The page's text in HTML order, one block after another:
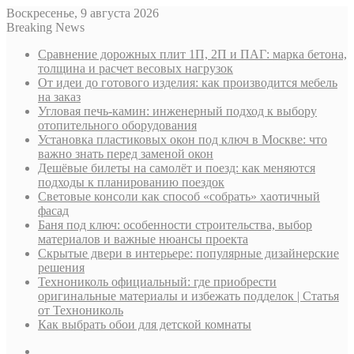
Воскресенье, 9 августа 2026
Breaking News
Сравнение дорожных плит 1П, 2П и ПАГ: марка бетона,
толщина и расчет весовых нагрузок
От идеи до готового изделия: как производится мебель
на заказ
Угловая печь-камин: инженерный подход к выбору
отопительного оборудования
Установка пластиковых окон под ключ в Москве: что
важно знать перед заменой окон
Дешёвые билеты на самолёт и поезд: как меняются
подходы к планированию поездок
Световые консоли как способ «собрать» хаотичный
фасад
Баня под ключ: особенности строительства, выбор
материалов и важные нюансы проекта
Скрытые двери в интерьере: популярные дизайнерские
решения
Технониколь официальный: где приобрести
оригинальные материалы и избежать подделок | Статья
от Технониколь
Как выбрать обои для детской комнаты